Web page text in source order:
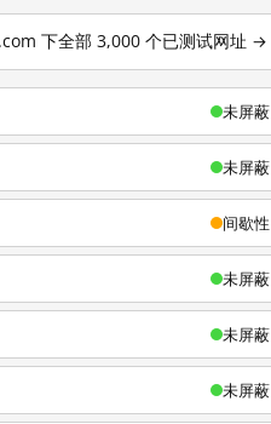
下全部 3,000 个已测试网址 →
未屏蔽
未屏蔽
间歇性
未屏蔽
未屏蔽
未屏蔽